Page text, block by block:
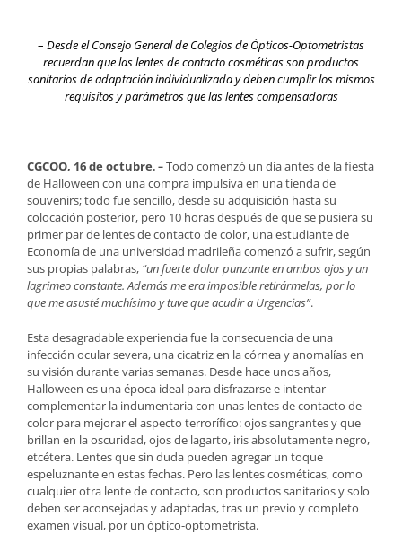
– Desde elConsejo General de Colegios de Ópticos-Optometristas
recuerdan quelas lentes de contacto cosméticas son productos
sanitarios de adaptación individualizada y deben cumplir los mismos
requisitos y parámetros que las lentes compensadoras
CGCOO, 16 de octubre. ­–Todo comenzó un día antes de la fiesta
de Halloween con una compra impulsiva en una tienda de
souvenirs; todo fue sencillo, desde su adquisición hasta su
colocación posterior, pero 10 horas después de que se pusiera su
primer par de lentes de contacto de color, una estudiante de
Economía de una universidad madrileña comenzó a sufrir, según
sus propias palabras, “un fuerte dolor punzante en ambos ojos y un
lagrimeo constante. Además me era imposible retirármelas, por lo
que me asusté muchísimo y tuve que acudir a Urgencias”.
Esta desagradable experiencia fue la consecuencia de una
infección ocular severa, una cicatriz en la córnea y anomalías en
su visión durante varias semanas. Desde hace unos años,
Halloween es una época ideal para disfrazarse e intentar
complementar la indumentaria con unas lentes de contacto de
color para mejorar el aspecto terrorífico: ojos sangrantes y que
brillan en la oscuridad, ojos de lagarto, iris absolutamente negro,
etcétera. Lentes que sin duda pueden agregar un toque
espeluznante en estas fechas. Pero las lentes cosméticas, como
cualquier otra lente de contacto, son productos sanitarios y solo
deben ser aconsejadas y adaptadas, tras un previo y completo
examen visual, por un óptico-optometrista.